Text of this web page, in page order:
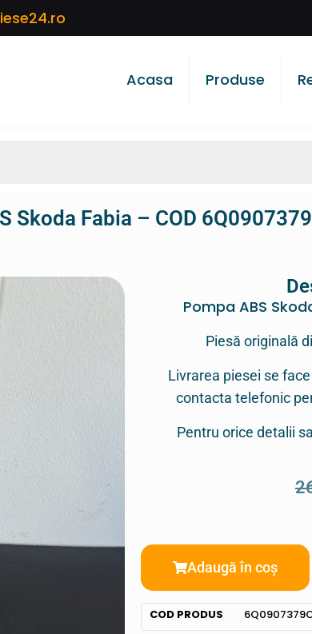
Acasa Produse
Skoda Fabia – COD
Pompa ABS
Piesă originală
Livrarea piesei se
contacta telefonic
Pentru orice detalii
Adaugă în coș
COD PRODUS